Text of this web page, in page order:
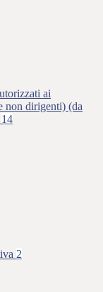
ai
non dirigenti) (da
14
2